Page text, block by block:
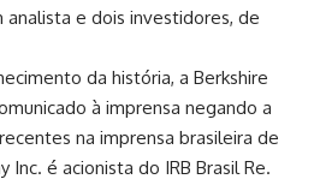
analista e dois investidores, de
da história, a Berkshire
à imprensa negando a
na imprensa brasileira de
Inc. é acionista do IRB Brasil Re.